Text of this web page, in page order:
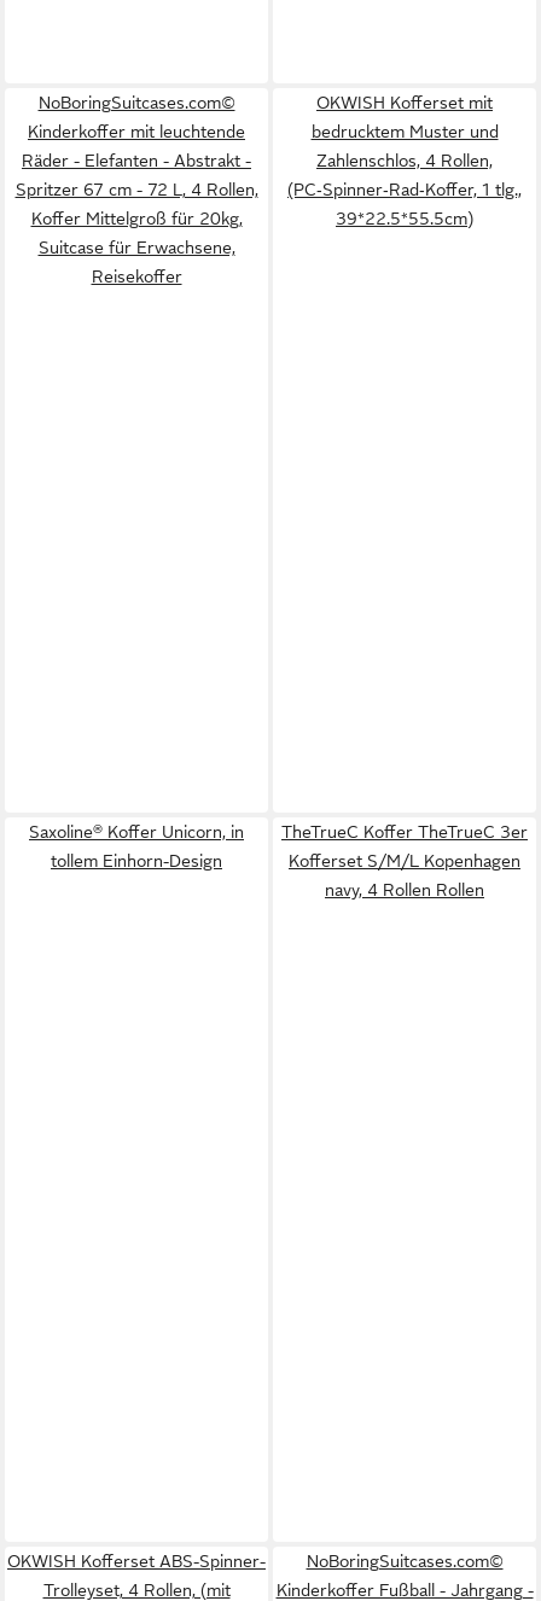
NoBoringSuitcases.com©
Kinderkoffer mit leuchtende
Räder - Elefanten - Abstrakt -
Spritzer 67 cm - 72 L, 4 Rollen,
Koffer Mittelgroß für 20kg,
Suitcase für Erwachsene,
Reisekoffer
OKWISH Kofferset mit
bedrucktem Muster und
Zahlenschlos, 4 Rollen,
(PC‑Spinner‑Rad‑Koffer, 1 tlg.,
39*22.5*55.5cm)
Saxoline® Koffer Unicorn, in
tollem Einhorn-Design
TheTrueC Koffer TheTrueC 3er
Kofferset S/M/L Kopenhagen
navy, 4 Rollen Rollen
OKWISH Kofferset ABS-Spinner-
Trolleyset, 4 Rollen, (mit
NoBoringSuitcases.com©
Kinderkoffer Fußball - Jahrgang -